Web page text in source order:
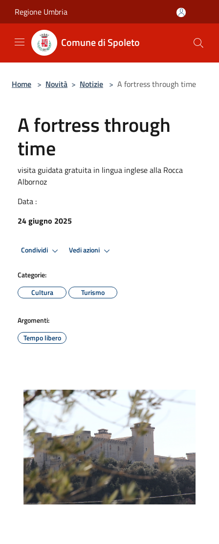
Regione Umbria
Comune di Spoleto
Home > Novità > Notizie > A fortress through time
A fortress through
time
visita guidata gratuita in lingua inglese alla Rocca
Albornoz
Data :
24 giugno 2025
Condividi Vedi azioni
Categorie:
Cultura
Turismo
Argomenti:
Tempo libero